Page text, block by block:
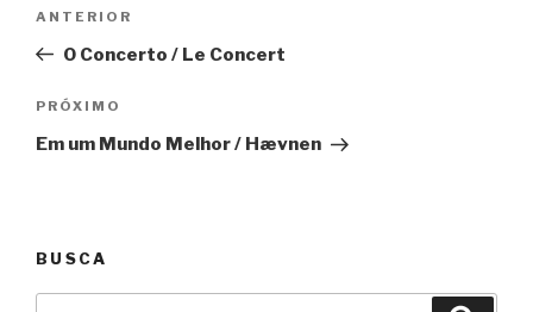
Post
Anterior
ANTERIOR
O Concerto / Le Concert
Próximo
PRÓXIMO
Em um Mundo Melhor / Hævnen
BUSCA